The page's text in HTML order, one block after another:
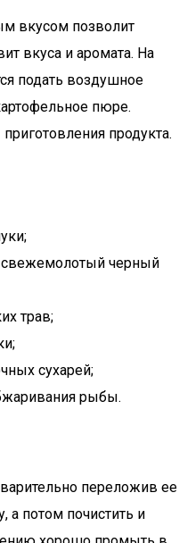
вкусом позволит
вкуса и аромата. На
подать воздушное
пюре.
продукта.
свежемолотый черный
трав;
сухарей;
рыбы.
переложив ее
потом почистить и